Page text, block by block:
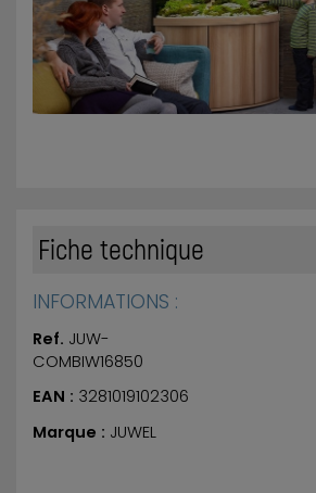
Fiche technique
INFORMATIONS :
Ref. JUW-
COMBIW16850
EAN : 3281019102306
Marque : JUWEL